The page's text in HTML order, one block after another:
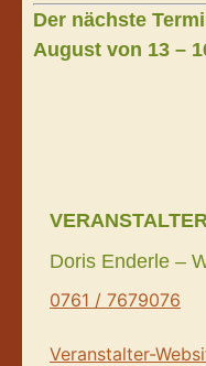
Der nächste
August von 13 –
VERANSTALTER
Doris Enderle –
0761 / 7679076
Veranstalter-